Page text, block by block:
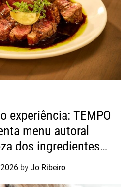
experiência: TEMPO
menu autoral
dos ingredientes
by Jo Ribeiro